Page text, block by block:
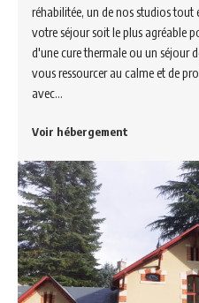
réhabilitée, un de nos studios
votre séjour soit le plus agréable
d'une cure thermale ou un séjour
vous ressourcer au calme et de
avec…
Voir hébergement